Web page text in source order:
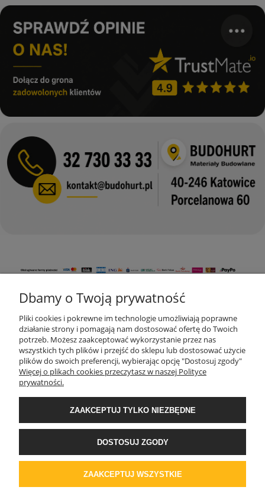
KONTAKT
MOJE KONTO
DOSTAWA I PŁATNOŚĆ
REGULAMINY
Dbamy o Twoją prywatność
Pliki cookies i pokrewne im technologie umożliwiają poprawne
działanie strony i pomagają nam dostosować ofertę do Twoich
potrzeb. Możesz zaakceptować wykorzystanie przez nas
wszystkich tych plików i przejść do sklepu lub dostosować użycie
plików do swoich preferencji, wybierając opcję "Dostosuj zgody"
Więcej o plikach cookies przeczytasz w naszej Polityce
prywatności.
ZAAKCEPTUJ TYLKO NIEZBĘDNE
DOSTOSUJ ZGODY
ZAAKCEPTUJ WSZYSTKIE